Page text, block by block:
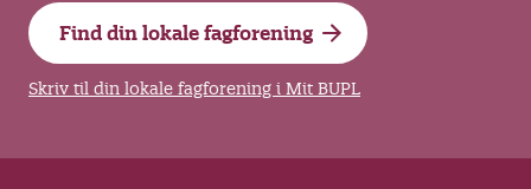
Find din lokale fagforening
Skriv til din lokale fagforening i Mit BUPL